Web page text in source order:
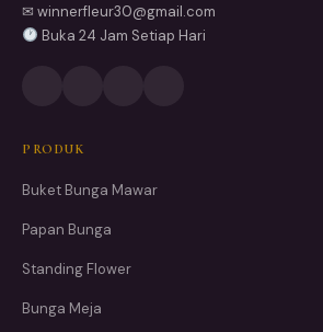
✉ winnerfleur30@gmail.com
Buka 24 Jam Setiap Hari
PRODUK
Buket Bunga Mawar
Papan Bunga
Standing Flower
Bunga Meja